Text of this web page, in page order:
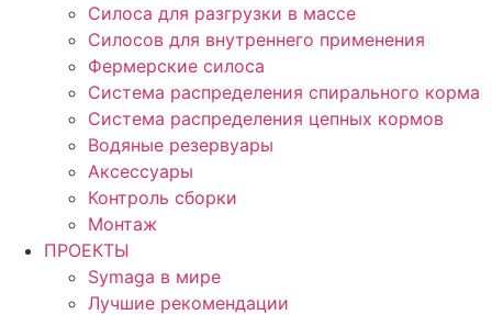
Силоса для разгрузки в массе
Силосов для внутреннего применения
Фермерские силоса
Система распределения спирального корма
Система распределения цепных кормов
Водяные резервуары
Аксессуары
Контроль сборки
Монтаж
ПРОЕКТЫ
Symaga в мире
Лучшие рекомендации